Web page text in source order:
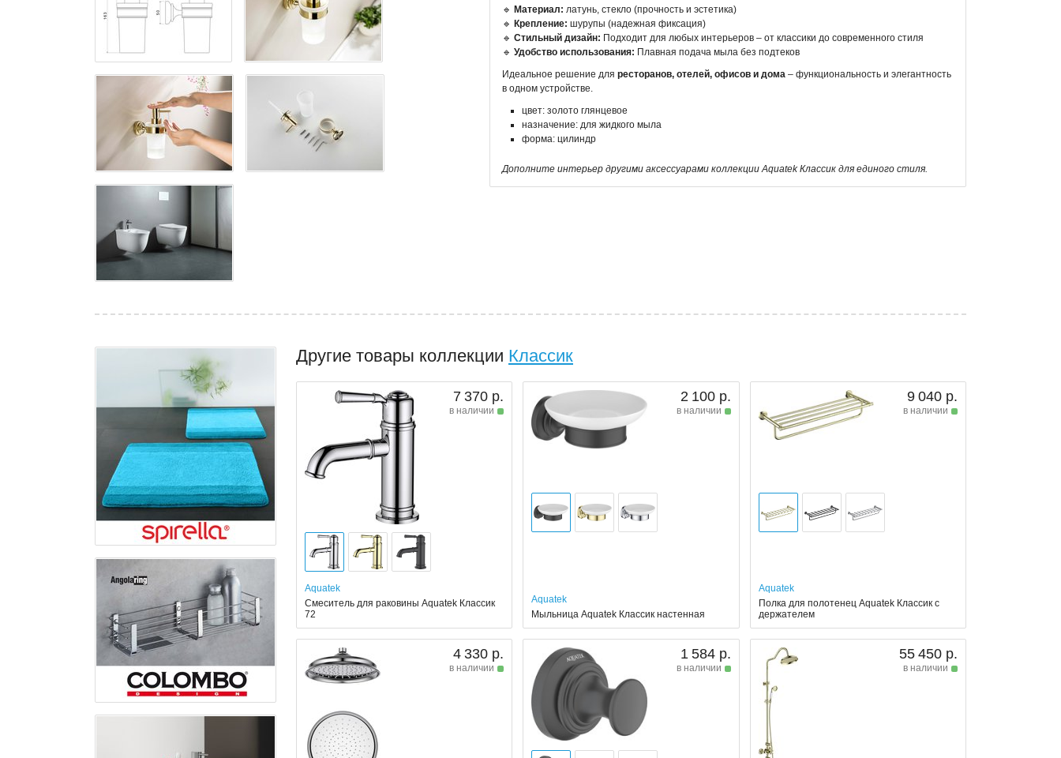
🔹 Материал: латунь, стекло (прочность и эстетика)
🔹 Крепление: шурупы (надежная фиксация)
🔹 Стильный дизайн: Подходит для любых интерьеров – от классики до современного стиля
🔹 Удобство использования: Плавная подача мыла без подтеков
Идеальное решение для ресторанов, отелей, офисов и дома – функциональность и элегантность
в одном устройстве.
цвет: золото глянцевое
назначение: для жидкого мыла
форма: цилиндр
Дополните интерьер другими аксессуарами коллекции Aquatek Классик для единого стиля.
Другие товары коллекции Классик
7 370 р.
в наличии
Aquatek
Смеситель для раковины Aquatek Классик
72
2 100 р.
в наличии
Aquatek
Мыльница Aquatek Классик настенная
9 040 р.
в наличии
Aquatek
Полка для полотенец Aquatek Классик с
держателем
4 330 р.
в наличии
1 584 р.
в наличии
55 450 р.
в наличии